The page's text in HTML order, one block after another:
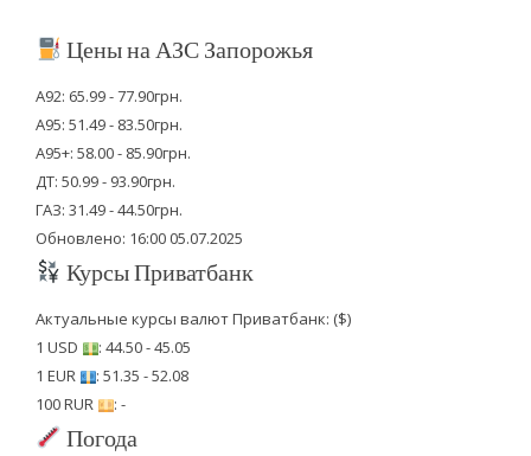
Цены на АЗС Запорожья
А92: 65.99 - 77.90грн.
А95: 51.49 - 83.50грн.
А95+: 58.00 - 85.90грн.
ДТ: 50.99 - 93.90грн.
ГАЗ: 31.49 - 44.50грн.
Обновлено: 16:00 05.07.2025
Курсы Приватбанк
Актуальные курсы валют Приватбанк: ($)
1 USD
: 44.50 - 45.05
1 EUR
: 51.35 - 52.08
100 RUR
: -
Погода